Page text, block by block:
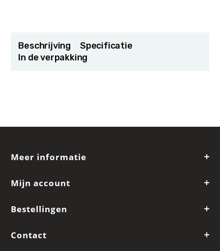
Beschrijving
Specificatie
In de verpakking
Meer informatie
Mijn account
Bestellingen
Contact